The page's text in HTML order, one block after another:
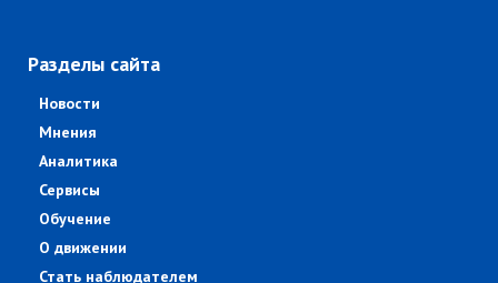
Разделы сайта
Новости
Мнения
Аналитика
Сервисы
Обучение
О движении
Стать наблюдателем